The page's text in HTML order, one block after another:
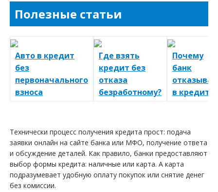
Полезные статьи
Авто в кредит
без
первоначального
взноса
Где взять
кредит без
отказа
безработному?
Почему
банк
в кредите
Технически процесс получения кредита прост: подача
заявки онлайн на сайте банка или МФО, получение ответа
и обсуждение деталей. Как правило, банки предоставляют
выбор формы кредита: наличные или карта. А карта
подразумевает удобную оплату покупок или снятие денег
без комиссии.